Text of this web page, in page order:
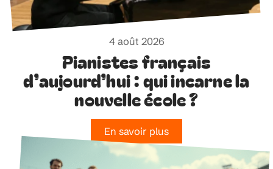
4 août 2026
Pianistes français
d’aujourd’hui : qui incarne la
nouvelle école ?
En savoir plus